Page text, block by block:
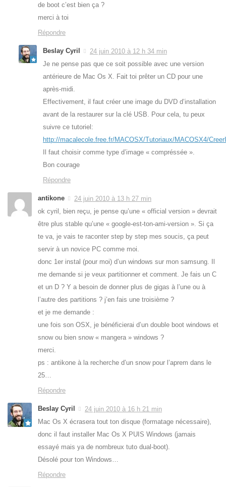
de boot c’est bien ça ?
merci à toi
Répondre
Beslay Cyril
24 juin 2010 à 12 h 34 min
Je ne pense pas que ce soit possible avec une version
antérieure de Mac Os X. Fait toi prêter un CD pour une
après-midi.
Effectivement, il faut créer une image du DVD d’installation
avant de la restaurer sur la clé USB. Pour cela, tu peux
suivre ce tutoriel:
http://macalecole.free.fr/MACOSX/Tutoriaux/MACOSX4/
Il faut choisir comme type d’image « compréssée ».
Bon courage
Répondre
antikone
24 juin 2010 à 13 h 27 min
ok cyril, bien reçu, je pense qu’une « official version » devrait
être plus stable qu’une « google-est-ton-ami-version ». Si ça
te va, je vais te raconter step by step mes soucis, ça peut
servir à un novice PC comme moi.
donc 1er instal (pour moi) d’un windows sur mon samsung. Il
me demande si je veux partitionner et comment. Je fais un C
et un D ? Y a besoin de donner plus de gigas à l’une ou à
l’autre des partitions ? j’en fais une troisième ?
et je me demande :
une fois son OSX, je bénéficierai d’un double boot windows et
snow ou bien snow « mangera » windows ?
merci.
ps : antikone à la recherche d’un snow pour l’aprem dans le
25…
Répondre
Beslay Cyril
24 juin 2010 à 16 h 21 min
Mac Os X écrasera tout ton disque (formatage nécessaire),
donc il faut installer Mac Os X PUIS Windows (jamais
essayé mais ya de nombreux tuto dual-boot).
Désolé pour ton Windows…
Répondre